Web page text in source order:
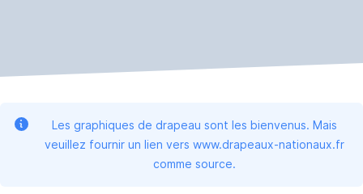
Les graphiques de drapeau sont les bienvenus. Mais
veuillez fournir un lien vers www.drapeaux-nationaux.fr
comme source.